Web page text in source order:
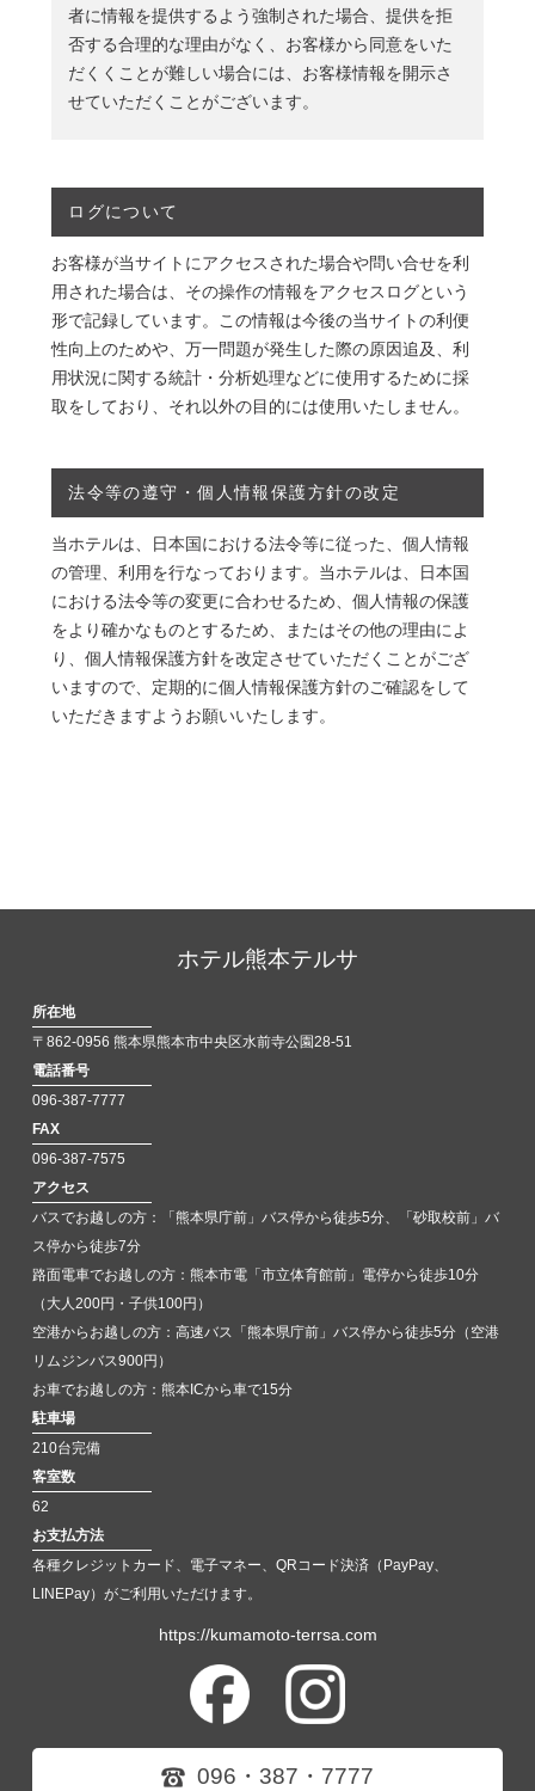
者に情報を提供するよう強制された場合、提供を拒
否する合理的な理由がなく、お客様から同意をいた
だくくことが難しい場合には、お客様情報を開示さ
せていただくことがございます。
ログについて
お客様が当サイトにアクセスされた場合や問い合せを利
用された場合は、その操作の情報をアクセスログという
形で記録しています。この情報は今後の当サイトの利便
性向上のためや、万一問題が発生した際の原因追及、利
用状況に関する統計・分析処理などに使用するために採
取をしており、それ以外の目的には使用いたしません。
法令等の遵守・個人情報保護方針の改定
当ホテルは、日本国における法令等に従った、個人情報
の管理、利用を行なっております。当ホテルは、日本国
における法令等の変更に合わせるため、個人情報の保護
をより確かなものとするため、またはその他の理由によ
り、個人情報保護方針を改定させていただくことがござ
いますので、定期的に個人情報保護方針のご確認をして
いただきますようお願いいたします。
ホテル熊本テルサ
所在地
〒862-0956 熊本県熊本市中央区水前寺公園28-51
電話番号
096-387-7777
FAX
096-387-7575
アクセス
バスでお越しの方：「熊本県庁前」バス停から徒歩5分、「砂取校前」バ
ス停から徒歩7分
路面電車でお越しの方：熊本市電「市立体育館前」電停から徒歩10分
（大人200円・子供100円）
空港からお越しの方：高速バス「熊本県庁前」バス停から徒歩5分（空港
リムジンバス900円）
お車でお越しの方：熊本ICから車で15分
駐車場
210台完備
客室数
62
お支払方法
各種クレジットカード、電子マネー、QRコード決済（PayPay、
LINEPay）がご利用いただけます。
https://kumamoto-terrsa.com
096・387・7777